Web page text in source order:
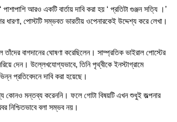
আরও একটি বার্তায় দাবি করা হয় ‘ প্রতিটা গুঞ্জন সত্যি ।’
পোস্টটি সম্ভবত ভারতীয় ওপেনারকেই উদ্দেশ্য করে লেখা।
বাগদানের ঘোষণা করেছিলেন। সাম্প্রতিক ভাইরাল পোস্টের
দেন। উল্লেখযোগ্যভাবে, তিনি পৃথ্বীকে ইনস্টাগ্রামে
প্রতিবেদনে দাবি করা হয়েছে।
মন্তব্য করেননি। ফলে গোটা বিষয়টি এখন শুধুই জল্পনার
নিশ্চিতভাবে বলা সম্ভব নয়।